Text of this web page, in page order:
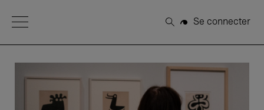
Open Menu
Rechercher
Se connecter